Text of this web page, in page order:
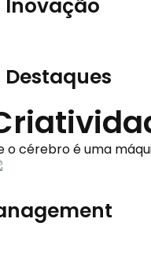
Inovação
Destaques
o cérebro é uma